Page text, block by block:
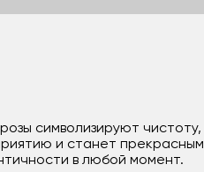
символизируют чистоту,
и станет прекрасным
в любой момент.